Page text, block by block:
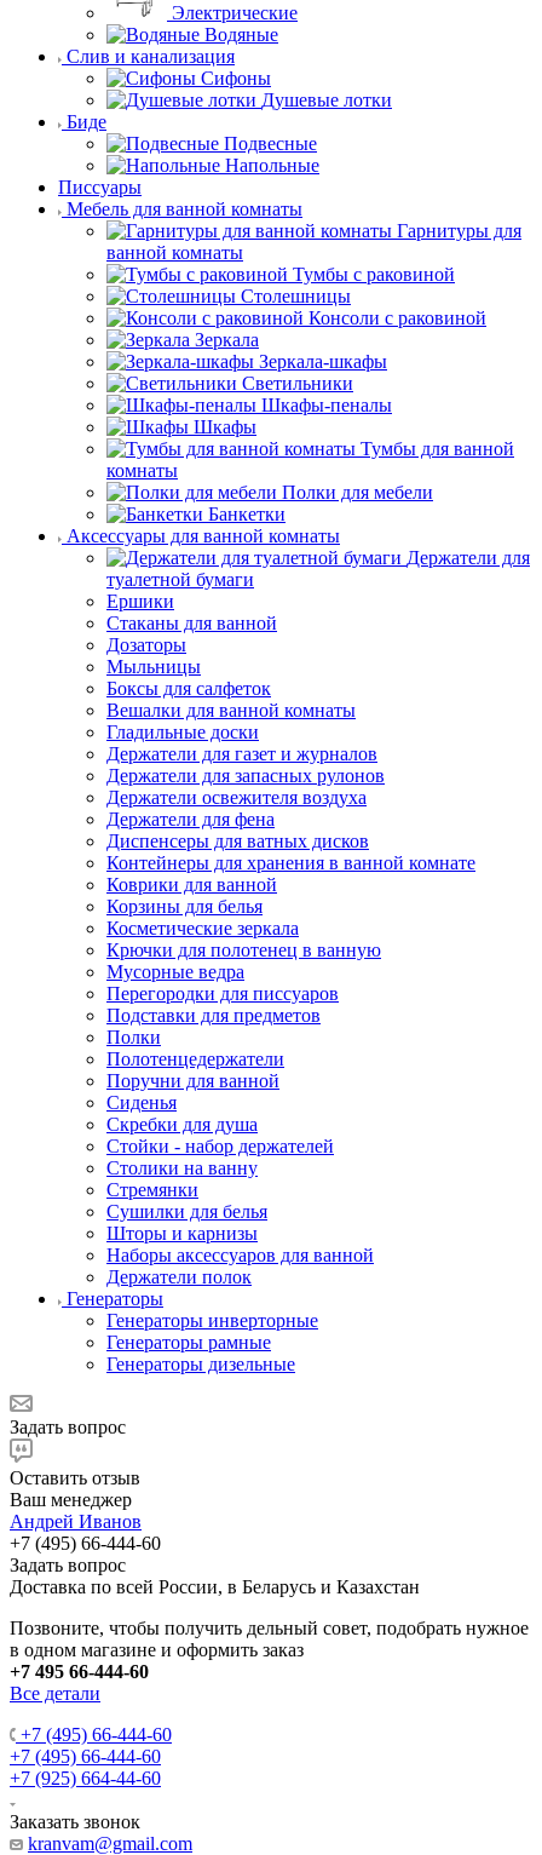
Электрические
Водяные
Слив и канализация
Сифоны
Душевые лотки
Биде
Подвесные
Напольные
Писсуары
Мебель для ванной комнаты
Гарнитуры для
ванной комнаты
Тумбы с раковиной
Столешницы
Консоли с раковиной
Зеркала
Зеркала-шкафы
Светильники
Шкафы-пеналы
Шкафы
Тумбы для ванной
комнаты
Полки для мебели
Банкетки
Аксессуары для ванной комнаты
Держатели для
туалетной бумаги
Ершики
Стаканы для ванной
Дозаторы
Мыльницы
Боксы для салфеток
Вешалки для ванной комнаты
Гладильные доски
Держатели для газет и журналов
Держатели для запасных рулонов
Держатели освежителя воздуха
Держатели для фена
Диспенсеры для ватных дисков
Контейнеры для хранения в ванной комнате
Коврики для ванной
Корзины для белья
Косметические зеркала
Крючки для полотенец в ванную
Мусорные ведра
Перегородки для писсуаров
Подставки для предметов
Полки
Полотенцедержатели
Поручни для ванной
Сиденья
Скребки для душа
Стойки - набор держателей
Столики на ванну
Стремянки
Сушилки для белья
Шторы и карнизы
Наборы аксессуаров для ванной
Держатели полок
Генераторы
Генераторы инверторные
Генераторы рамные
Генераторы дизельные
Задать вопрос
Оставить отзыв
Ваш менеджер
Андрей Иванов
+7 (495) 66-444-60
Задать вопрос
Доставка по всей России, в Беларусь и Казахстан
Позвоните, чтобы получить дельный совет, подобрать нужное
в одном магазине и оформить заказ
+7 495 66-444-60
Все детали
+7 (495) 66-444-60
+7 (495) 66-444-60
+7 (925) 664-44-60
Заказать звонок
kranvam@gmail.com